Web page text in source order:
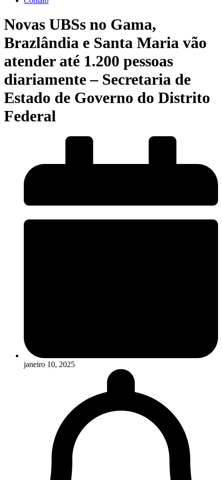
Novas UBSs no Gama,
Brazlândia e Santa Maria vão
atender até 1.200 pessoas
diariamente – Secretaria de
Estado de Governo do Distrito
Federal
janeiro 10, 2025